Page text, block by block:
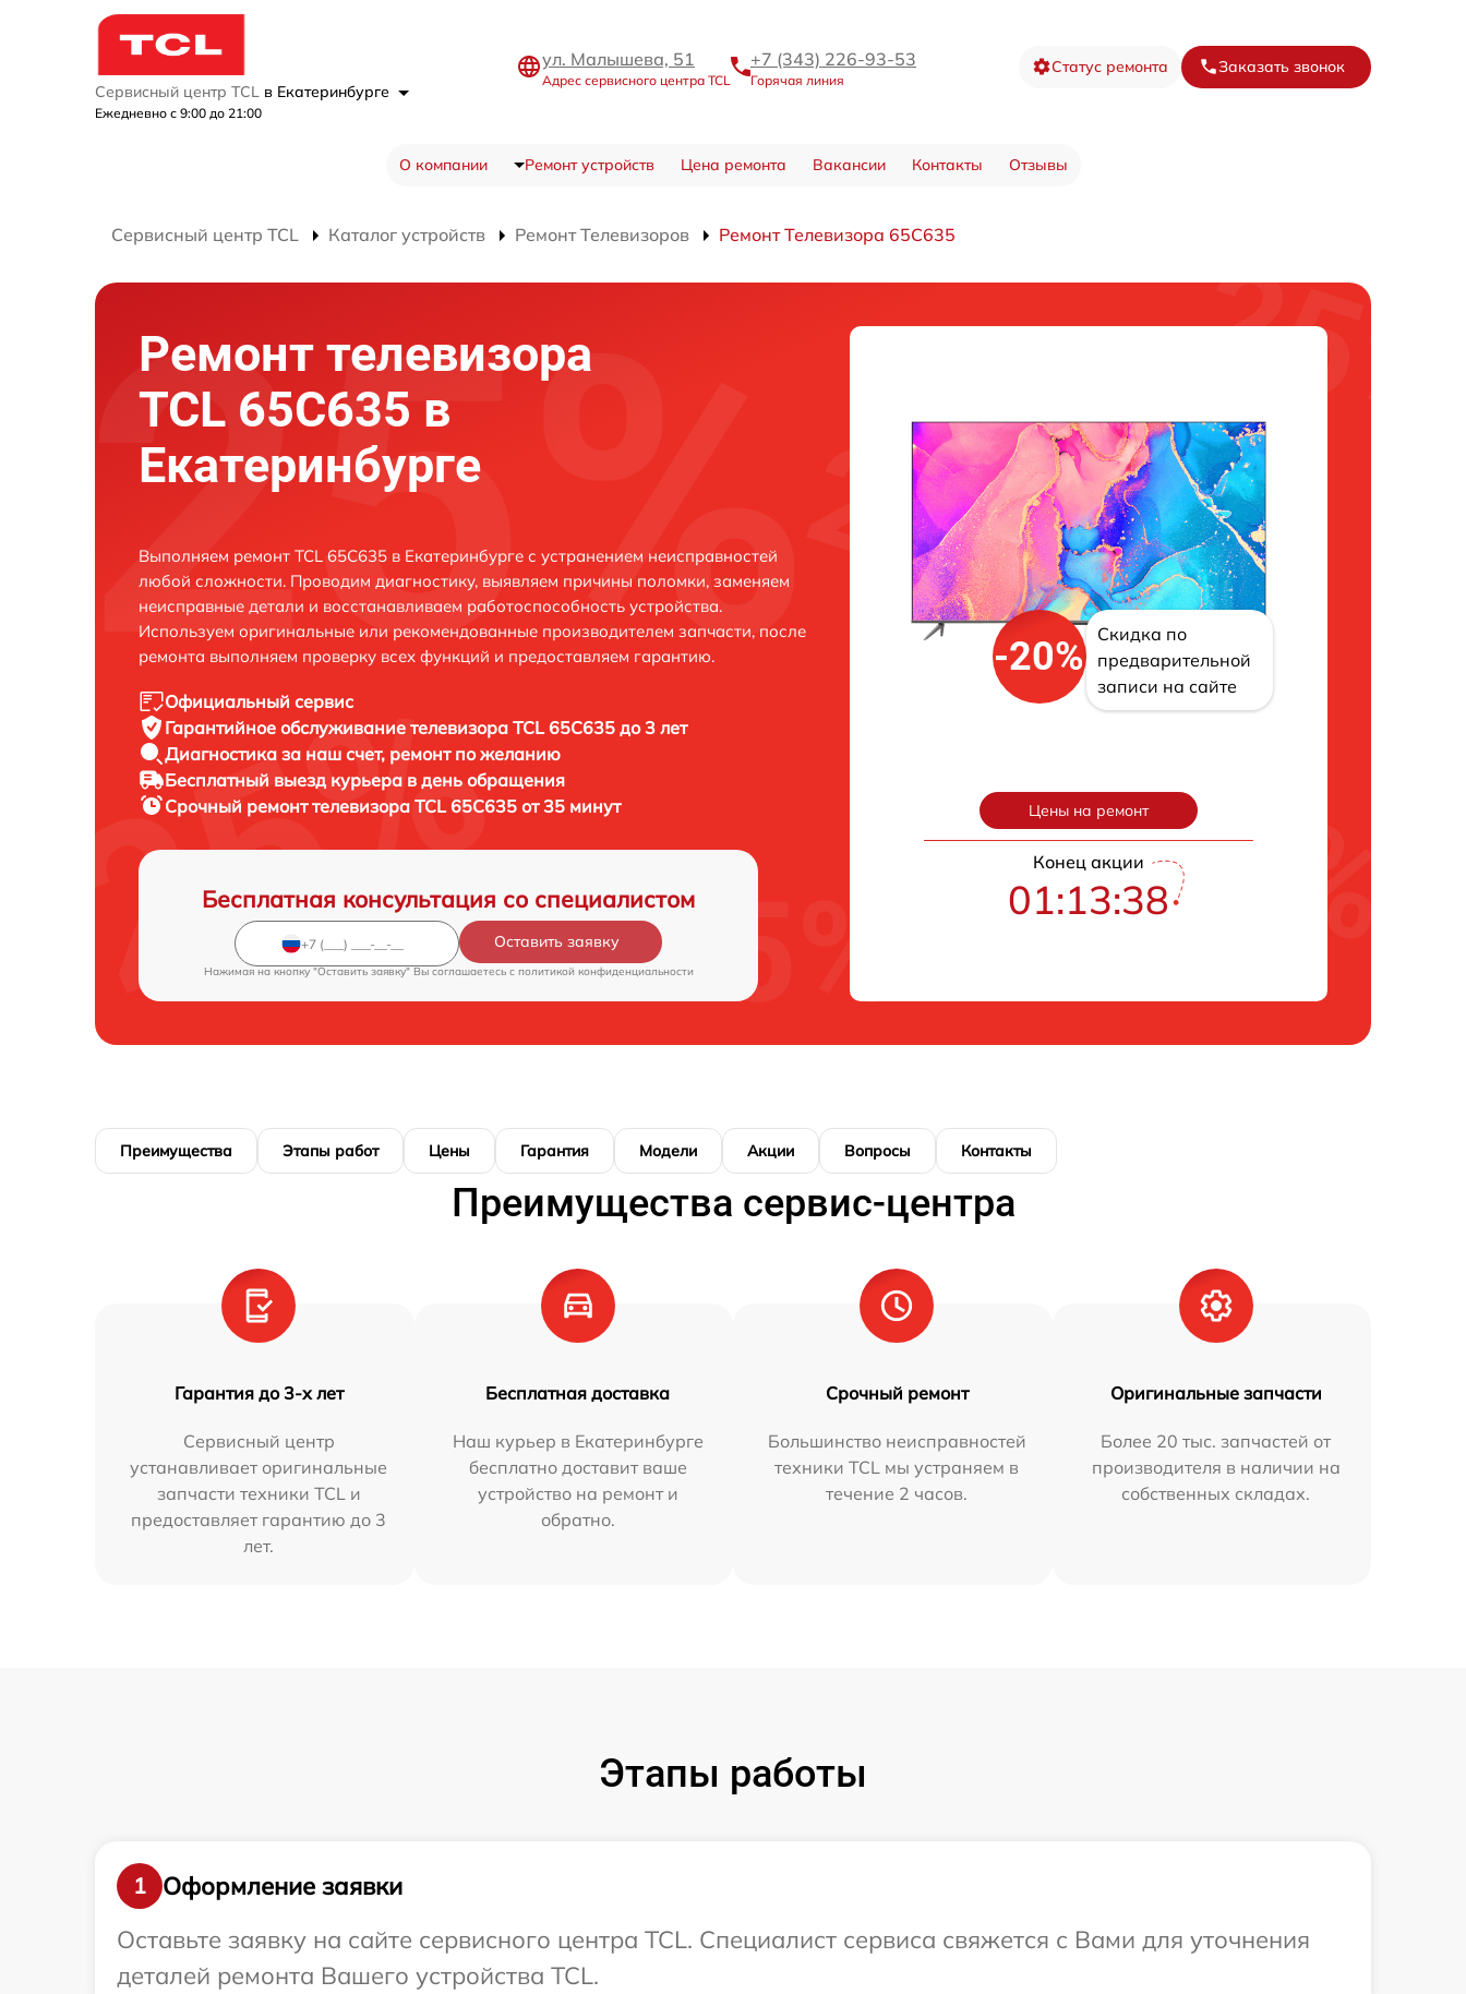
Сервисный центр TCL в Екатеринбурге
Ежедневно с 9:00 до 21:00
ул. Малышева, 51
Адрес сервисного центра TCL
+7 (343) 226-93-53
Горячая линия
Статус ремонта Заказать звонок
О компании Ремонт устройств Цена ремонта Вакансии Контакты Отзывы
Сервисный центр TCL Каталог устройств Ремонт Телевизоров Ремонт Телевизора 65C635
Ремонт телевизора
TCL 65C635 в
Екатеринбурге
Выполняем ремонт TCL 65C635 в Екатеринбурге с устранением неисправностей
любой сложности. Проводим диагностику, выявляем причины поломки, заменяем
неисправные детали и восстанавливаем работоспособность устройства.
Используем оригинальные или рекомендованные производителем запчасти, после
ремонта выполняем проверку всех функций и предоставляем гарантию.
Официальный сервис
Гарантийное обслуживание телевизора TCL 65C635 до 3 лет
Диагностика за наш счет, ремонт по желанию
Бесплатный выезд курьера в день обращения
Срочный ремонттелевизора TCL 65C635 от 35 минут
Бесплатная консультация со специалистом
Оставить заявку
Нажимая на кнопку "Оставить заявку" Вы соглашаетесь c политикой конфиденциальности
-20%
Скидка по
предварительной
записи на сайте
Цены на ремонт
Конец акции
01:13:37
Преимущества Этапы работ Цены Гарантия Модели Акции Вопросы Контакты
Преимущества сервис-центра
Гарантия до 3-х лет
Сервисный центр
устанавливает оригинальные
запчасти техники TCL и
предоставляет гарантию до 3
лет.
Бесплатная доставка
Наш курьер в Екатеринбурге
бесплатно доставит ваше
устройство на ремонт и
обратно.
Срочный ремонт
Большинство неисправностей
техники TCL мы устраняем в
течение 2 часов.
Оригинальные запчасти
Более 20 тыс. запчастей от
производителя в наличии на
собственных складах.
Этапы работы
1
Оформление заявки
Оставьте заявку на сайте сервисного центра TCL. Специалист сервиса свяжется с Вами для уточнения
деталей ремонта Вашего устройства TCL.